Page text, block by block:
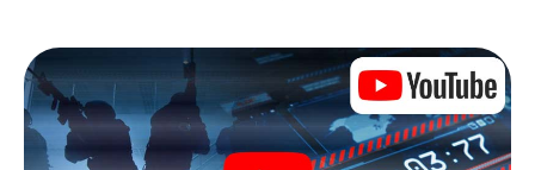
opgesloten in een kamer waaruit je jezelf binnen een
bepaald tijdvenster moet bevrijden. Met deze
speurtocht met een smartphone wordt heel Alatri jouw
speelveld! De technische voorwaarden voor jouw
avontuur in Alatri zijn een smartphone en toegang tot het